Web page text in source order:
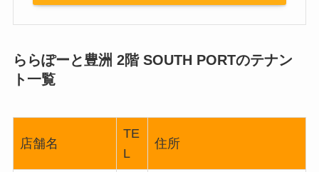
ららぽーと豊洲 2階 SOUTH PORTのテナン
ト一覧
店舗名
TE
L
住所